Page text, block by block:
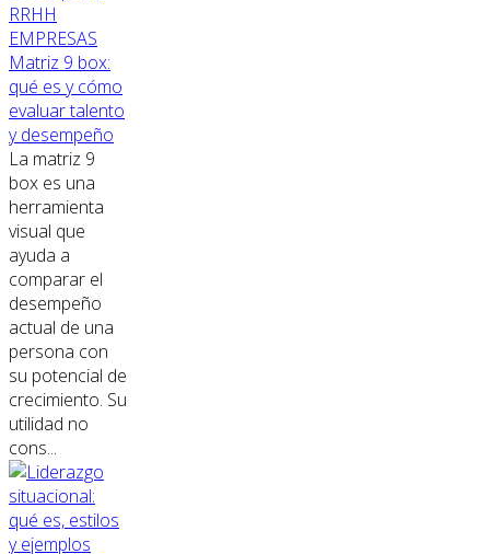
RRHH
EMPRESAS
Matriz 9 box:
qué es y cómo
evaluar talento
y desempeño
La matriz 9
box es una
herramienta
visual que
ayuda a
comparar el
desempeño
actual de una
persona con
su potencial de
crecimiento. Su
utilidad no
cons...